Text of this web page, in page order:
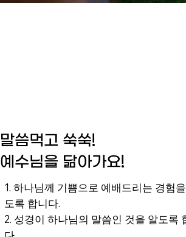
말씀먹고 쑥쑥!
예수님을 닮아가요!
1. 하나님께 기쁨으로 예배드리는 경험
도록 합니다.
2. 성경이 하나님의 말씀인 것을 알도록